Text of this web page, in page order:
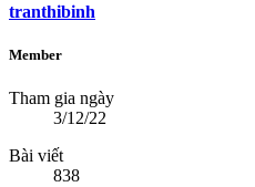
tranthibinh
Member
Tham gia ngày
3/12/22
Bài viết
838